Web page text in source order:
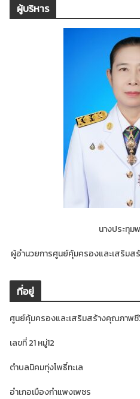
ผู้บริหาร
นางประทุม
ผู้อำนวยการศูนย์คุ้มครองและเสริม
ที่อยู่
ศูนย์คุ้มครองและเสริมสร้างคุณภาพชี
เลขที่ 21 หมู่12
ตำบลนิคมทุ่งโพธิ์ทะเล
อำเภอเมืองกำแพงเพชร